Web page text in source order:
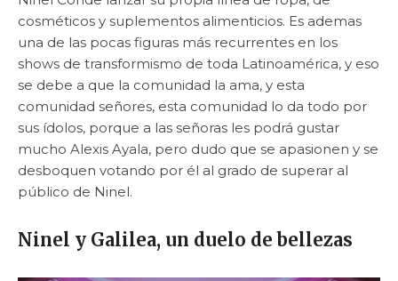
cosméticos y suplementos alimenticios. Es ademas
una de las pocas figuras más recurrentes en los
shows de transformismo de toda Latinoamérica, y eso
se debe a que la comunidad la ama, y esta
comunidad señores, esta comunidad lo da todo por
sus ídolos, porque a las señoras les podrá gustar
mucho Alexis Ayala, pero dudo que se apasionen y se
desboquen votando por él al grado de superar al
público de Ninel.
Ninel y Galilea, un duelo de bellezas